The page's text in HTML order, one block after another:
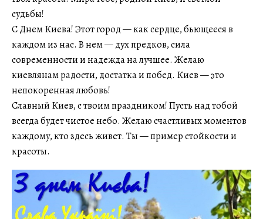
судьбы!
С Днем Киева! Этот город — как сердце, бьющееся в
каждом из нас. В нем — дух предков, сила
современности и надежда на лучшее. Желаю
киевлянам радости, достатка и побед. Киев — это
непокоренная любовь!
Славный Киев, с твоим праздником! Пусть над тобой
всегда будет чистое небо. Желаю счастливых моментов
каждому, кто здесь живет. Ты — пример стойкости и
красоты.